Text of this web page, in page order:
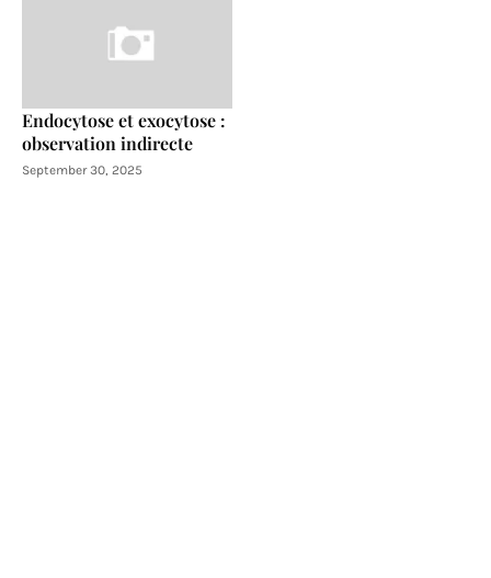
Endocytose et exocytose :
observation indirecte
September 30, 2025